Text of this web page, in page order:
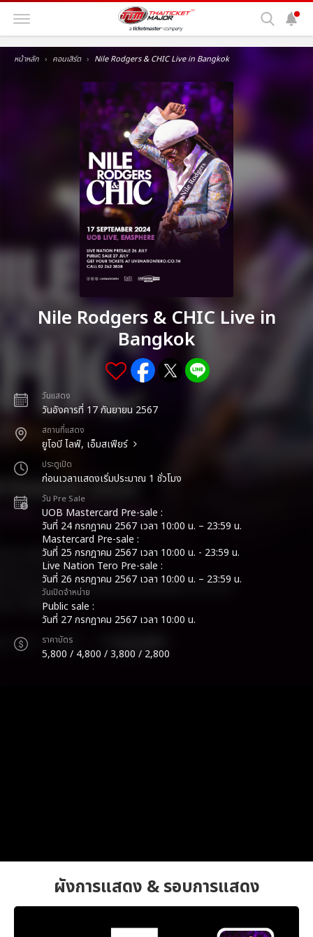
หน้าหลัก คอนเสิร์ต Nile Rodgers & CHIC Live in Bangkok
Nile Rodgers & CHIC Live in
Bangkok
วันแสดง
วันอังคารที่ 17 กันยายน 2567
สถานที่แสดง
ยูโอบี ไลฟ์, เอ็มสเฟียร์
ประตูเปิด
ก่อนเวลาแสดงเริ่มประมาณ 1 ชั่วโมง
วัน Pre Sale
UOB Mastercard Pre-sale :
วันที่ 24 กรกฎาคม 2567 เวลา 10:00 น. – 23:59 น.
Mastercard Pre-sale :
วันที่ 25 กรกฎาคม 2567 เวลา 10:00 น. - 23:59 น.
Live Nation Tero Pre-sale :
วันที่ 26 กรกฎาคม 2567 เวลา 10:00 น. – 23:59 น.
วันเปิดจำหน่าย
Public sale :
วันที่ 27 กรกฎาคม 2567 เวลา 10:00 น.
ราคาบัตร
5,800 / 4,800 / 3,800 / 2,800
ผังการแสดง & รอบการแสดง